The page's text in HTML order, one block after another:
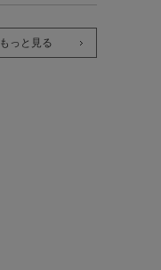
もっと見る